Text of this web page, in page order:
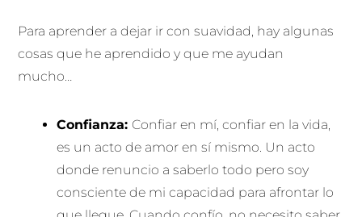
Para aprender a dejar ir con suavidad, hay algunas
cosas que he aprendido y que me ayudan
mucho…
Confianza: Confiar en mí, confiar en la vida,
es un acto de amor en sí mismo. Un acto
donde renuncio a saberlo todo pero soy
consciente de mi capacidad para afrontar lo